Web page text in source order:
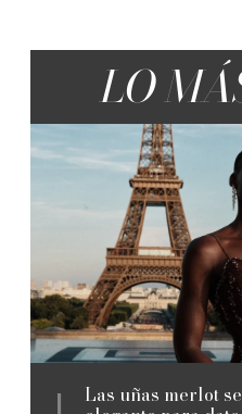
LO
Las uñas merlot